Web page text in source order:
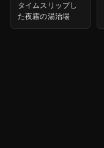
タイムスリップし
た夜霧の湯治場